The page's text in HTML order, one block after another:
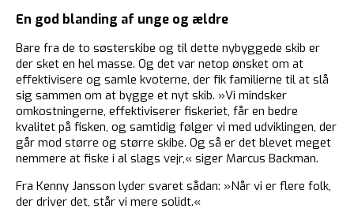
En god blanding af unge og ældre
Bare fra de to søsterskibe og til dette nybyggede skib er
der sket en hel masse. Og det var netop ønsket om at
effektivisere og samle kvoterne, der fik familierne til at slå
sig sammen om at bygge et nyt skib. »Vi mindsker
omkostningerne, effektiviserer fiskeriet, får en bedre
kvalitet på fisken, og samtidig følger vi med udviklingen, der
går mod større og større skibe. Og så er det blevet meget
nemmere at fiske i al slags vejr,« siger Marcus Backman.
Fra Kenny Jansson lyder svaret sådan: »Når vi er flere folk,
der driver det, står vi mere solidt.«